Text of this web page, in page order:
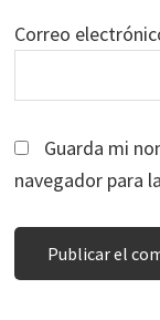
Correo
Guarda mi
navegador para